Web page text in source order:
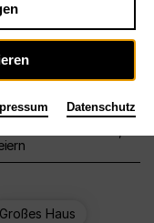
Großes Haus
Datenschutz